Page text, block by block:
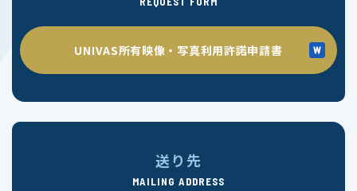
UNIVAS所有映像・写真利用許諾申請書
送り先
MAILING ADDRESS